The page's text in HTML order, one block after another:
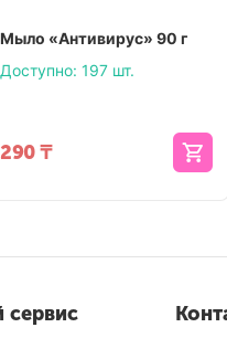
Мыло «Антивирус» 90 г
Доступно: 197 шт.
290₸
сервис